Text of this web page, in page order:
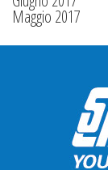
Maggio 2017